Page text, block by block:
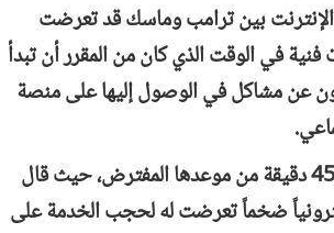
بين ترامب وماسك قد تعرضت
في الوقت الذي كان من المقرر أن تبدأ
عن مشاكل في الوصول إليها على منصة
وبدأت المحادثة بعد 45 دقيقة من موعدها المفترض، حيث قال
ضخماً تعرضت له لحجب الخدمة على